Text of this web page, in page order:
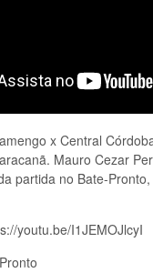
x Central
Mauro Cezar
partida no Bate-
youtu.be/I1JEMOJlcyI